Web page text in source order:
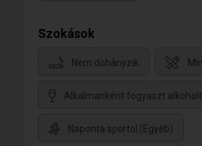
Szokások
Nem dohányzik
Alkalmanként fogyaszt alkoholt
Naponta sportol (Egyéb)